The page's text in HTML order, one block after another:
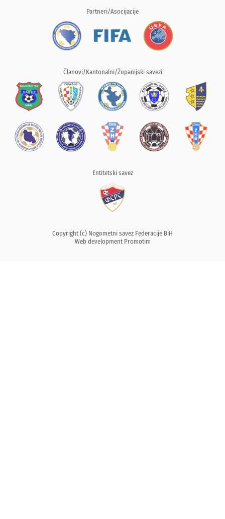
Partneri/Asocijacije
Članovi/Kantonalni/Županijski savezi
Entitetski savez
Copyright (c) Nogometni savez Federacije BiH
Web development Promotim